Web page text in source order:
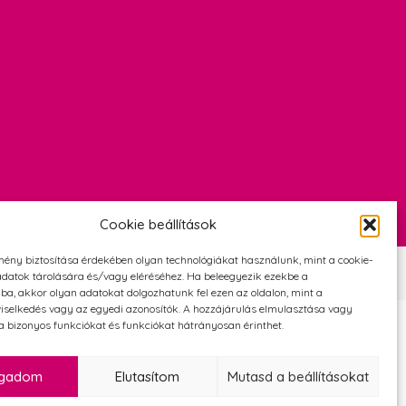
Cookie beállítások
biztosítása érdekében olyan technológiákat használunk, mint a cookie-
tárolására és/vagy eléréséhez. Ha beleegyezik ezekbe a
akkor olyan adatokat dolgozhatunk fel ezen az oldalon, mint a
vagy az egyedi azonosítók. A hozzájárulás elmulasztása vagy
bizonyos funkciókat és funkciókat hátrányosan érinthet.
Elutasítom Mutasd a beállításokat
FeltételekAdatvédelmi és cookie tájékoztató